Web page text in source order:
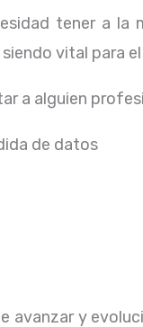
tener a la
siendo vital para
a alguien
de datos
avanzar y